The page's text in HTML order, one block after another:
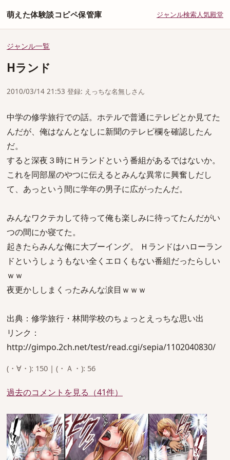
萌えた体験談コピペ保管庫 ジャンル検索人気殿堂
ジャンル一覧
Hランド
2010/03/14 21:53 登録: えっちな名無しさん
中学の修学旅行での話。ホテルで普通にテレビとか見てた
んだが、俺はなんとなしに新聞のテレビ欄を確認したん
だ。
すると深夜３時にＨランドという番組があるではないか。
これを同部屋のやつに伝えるとみんな異常に興奮しだし
て、あっという間に学年の男子に広がったんだ。
みんなワクテカして待って俺も楽しみに待ってたんだがい
つの間にか寝てた。
起きたらみんな俺に大ブーイング。 Ｈランドはハローラン
ドというしょうもない全くエロくもない番組だったらしい
ｗｗ
夜更かししまくったみんな涙目ｗｗｗ
出典：修学旅行・林間学校のちょっとえっちな思い出
リンク：
http://gimpo.2ch.net/test/read.cgi/sepia/1102040830/
(・∀・): 150 | (・Ａ・): 56
過去のコメントを見る（41件）